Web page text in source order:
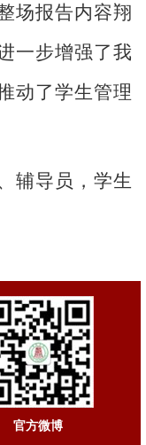
场报告内容翔
一步增强了我
动了学生管理
辅导员，学生
官方微博